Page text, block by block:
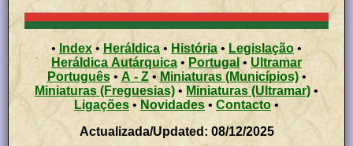
• Index • Heráldica • História • Legislação •
Heráldica Autárquica • Portugal • Ultramar
Português• A - Z•Miniaturas (Municípios)•
Miniaturas (Freguesias) • Miniaturas (Ultramar)•
Ligações • Novidades • Contacto•
Actualizada/Updated: 08/12/2025